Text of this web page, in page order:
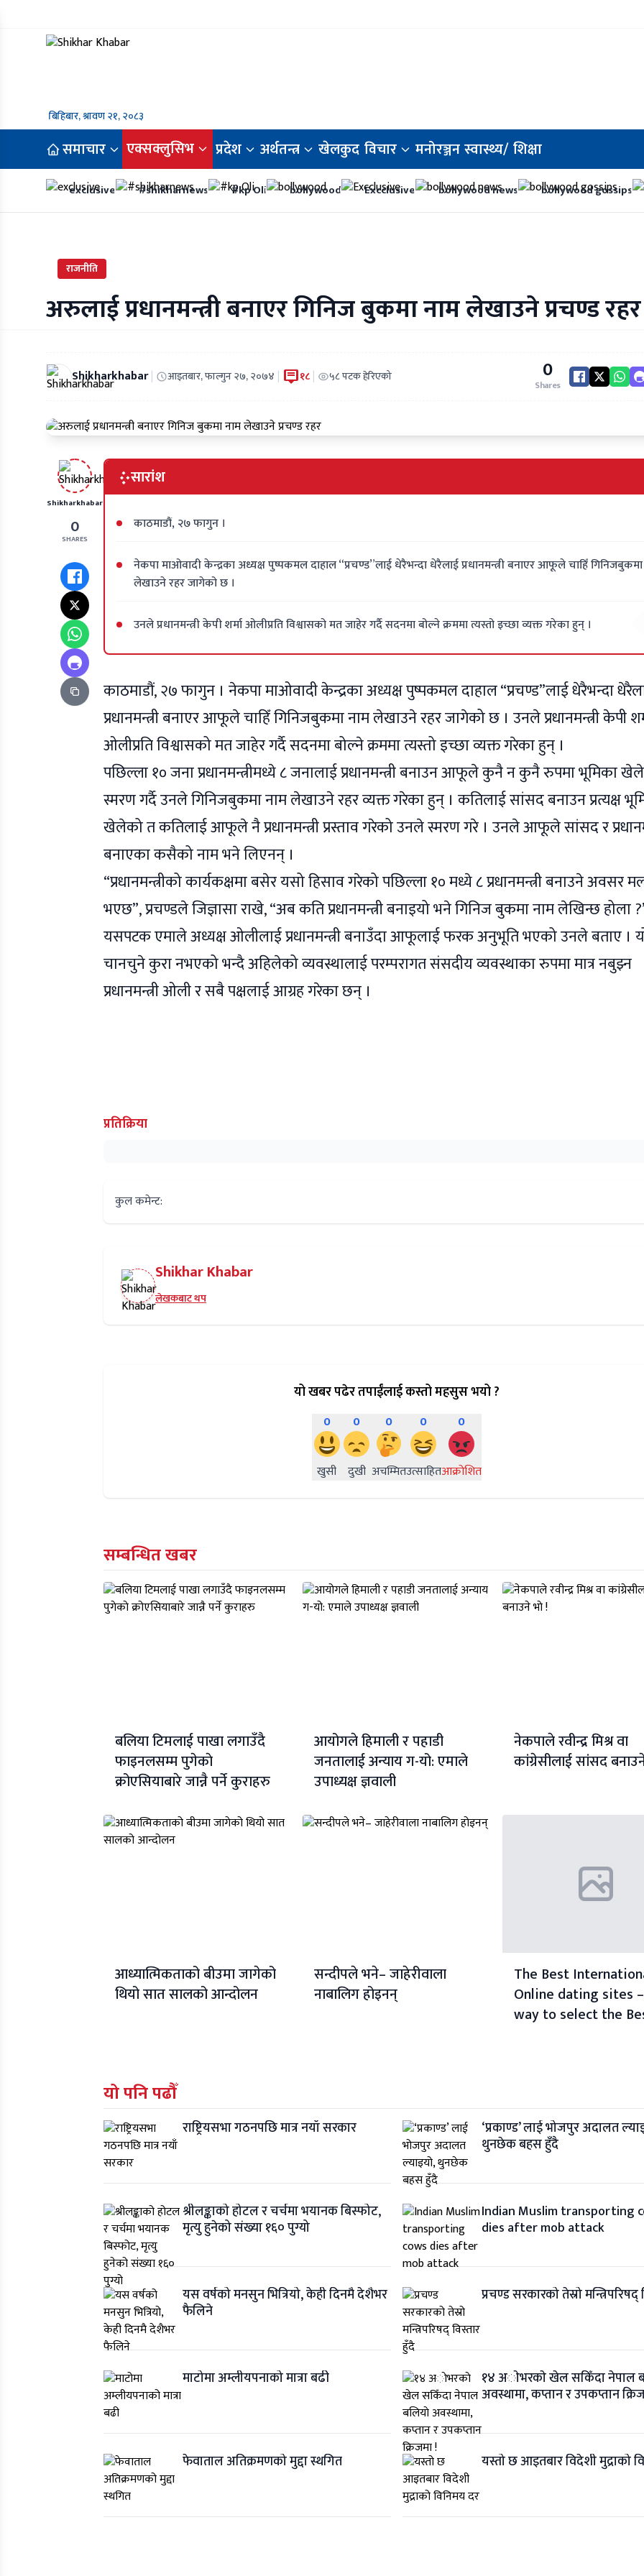
बिहिबार, श्रावण २१, २०८३
समाचार एक्सक्लुसिभ प्रदेश अर्थतन्त्र खेलकुद विचार मनोरञ्जनस्वास्थ्य/शिक्षा
exclusive #shikharnews #kp Oli bollywood Excclusive bollywood news bollywood gossips
राजनीति
अरुलाई प्रधानमन्त्री बनाएर गिनिज बुकमा नाम लेखाउने प्रचण्ड रहर
Shikharkhabar| आइतबार, फाल्गुन २७, २०७४ | १८ | ५८ पटक हेरिएको 0
Shares
Shikharkhabar
0
SHARES
सारांश
काठमाडौं, २७ फागुन ।
नेकपा माओवादी केन्द्रका अध्यक्ष पुष्पकमल दाहाल “प्रचण्ड”लाई धेरैभन्दा धेरैलाई प्रधानमन्त्री बनाएर आफूले चाहिँ
लेखाउने रहर जागेको छ ।
उनले प्रधानमन्त्री केपी शर्मा ओलीप्रति विश्वासको मत जाहेर गर्दै सदनमा बोल्ने क्रममा त्यस्तो इच्छा व्यक्त गरेका हुन् ।
काठमाडौं, २७ फागुन । नेकपा माओवादी केन्द्रका अध्यक्ष पुष्पकमल दाहाल “प्रचण्ड”लाई धेरैभन्दा
प्रधानमन्त्री बनाएर आफूले चाहिँ गिनिजबुकमा नाम लेखाउने रहर जागेको छ । उनले प्रधानमन्त्री केपी
ओलीप्रति विश्वासको मत जाहेर गर्दै सदनमा बोल्ने क्रममा त्यस्तो इच्छा व्यक्त गरेका हुन् ।
पछिल्ला १० जना प्रधानमन्त्रीमध्ये ८ जनालाई प्रधानमन्त्री बनाउन आफूले कुनै न कुनै रुपमा भूमिका
स्मरण गर्दै उनले गिनिजबुकमा नाम लेखाउने रहर व्यक्त गरेका हुन् । कतिलाई सांसद बनाउन प्रत्यक्ष
खेलेको त कतिलाई आफूले नै प्रधानमन्त्री प्रस्ताव गरेको उनले स्मरण गरे । उनले आफूले सांसद र
बनाएका कसैको नाम भने लिएनन् ।
“प्रधानमन्त्रीको कार्यकक्षमा बसेर यसो हिसाव गरेको पछिल्ला १० मध्ये ८ प्रधानमन्त्री बनाउने अवसर
भएछ”, प्रचण्डले जिज्ञासा राखे, “अब कति प्रधानमन्त्री बनाइयो भने गिनिज बुकमा नाम लेखिन्छ होला
यसपटक एमाले अध्यक्ष ओलीलाई प्रधानमन्त्री बनाउँदा आफूलाई फरक अनुभूति भएको उनले बताए ।
चानचुने कुरा नभएको भन्दै अहिलेको व्यवस्थालाई परम्परागत संसदीय व्यवस्थाका रुपमा मात्र नबुझ्न
प्रधानमन्त्री ओली र सबै पक्षलाई आग्रह गरेका छन् ।
प्रतिक्रिया
कुल कमेन्ट:
Shikhar Khabar
लेखकबाट थप
यो खबर पढेर तपाईंलाई कस्तो महसुस भयो ?
0
खुसी
0
दुखी
0
अचम्मित
0
उत्साहित
0
आक्रोशित
सम्बन्धित खबर
बलिया टिमलाई पाखा लगाउँदै
फाइनलसम्म पुगेकाे
क्रोएसियाबारे जान्नै पर्ने कुराहरु
आयोगले हिमाली र पहाडी
जनतालाई अन्याय ग-यो: एमाले
उपाध्यक्ष ज्ञवाली
नेकपाले रवीन्द्र मिश्र वा
कांग्रेसीलाई सांसद
आध्यात्मिकताको बीउमा जागेको
थियो सात सालको आन्दोलन
सन्दीपले भने– जाहेरीवाला
नाबालिग होइनन्
The Best
Online dating sites
way to select the
यो पनि पढौँ
राष्ट्रियसभा गठनपछि मात्र नयाँ सरकार ‘प्रकाण्ड’ लाई भोजपुर अदालत
थुनछेक बहस हुँदै
श्रीलङ्काको होटल र चर्चमा भयानक बिस्फोट,
मृत्यु हुनेको संख्या १६० पुग्यो
Indian Muslim transporting
dies after mob attack
यस वर्षको मनसुन भित्रियो, केही दिनमै देशैभर
फैलिने
प्रचण्ड सरकारको तेस्रो मन्त्रिपरिषद्
माटोमा अम्लीयपनाको मात्रा बढी १४ अाेभरकाे खेल सकिँदा नेपाल
अवस्थामा, कप्तान र उपकप्तान
फेवाताल अतिक्रमणको मुद्दा स्थगित यस्तो छ आइतबार विदेशी मुद्राको